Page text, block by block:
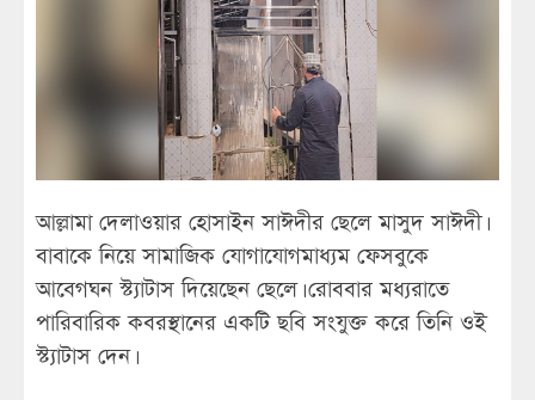
আল্লামা দেলাওয়ার হোসাইন সাঈদীর ছেলে মাসুদ সাঈদী।
বাবাকে নিয়ে সামাজিক যোগাযোগমাধ্যম ফেসবুকে
আবেগঘন স্ট্যাটাস দিয়েছেন ছেলে। রোববার মধ্যরাতে
পারিবারিক কবরস্থানের একটি ছবি সংযুক্ত করে তিনি ওই
স্ট্যাটাস দেন।